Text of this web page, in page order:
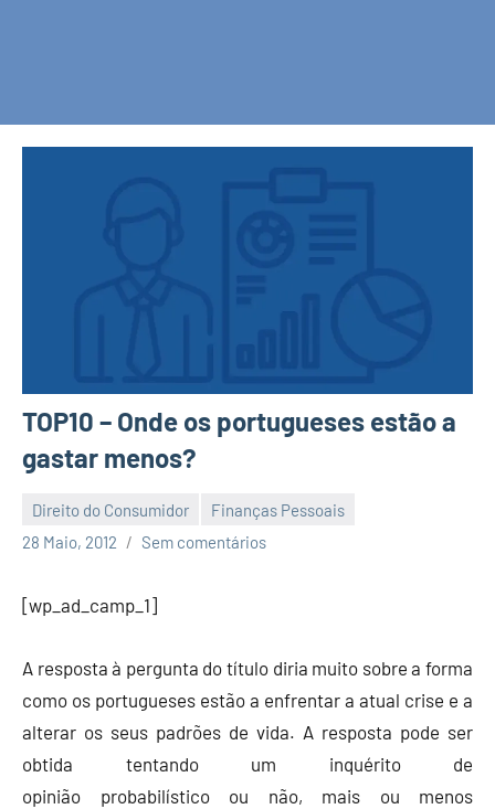
TOP10 – Onde os portugueses estão a
gastar menos?
Direito do Consumidor
Finanças Pessoais
28 Maio, 2012
Economia
Finanças
Sem comentários
[wp_ad_camp_1]
A resposta à pergunta do título diria muito sobre a forma
como os portugueses estão a enfrentar a atual crise e a
alterar os seus padrões de vida. A resposta pode ser
obtida tentando um inquérito de
opinião probabilístico ou não, mais ou menos